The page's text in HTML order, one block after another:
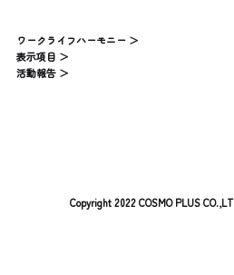
ワークライフハーモニー ＞
表示項目 ＞
活動報告 ＞
Copyright 2022 COSMO PLUS